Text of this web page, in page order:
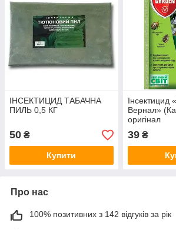
ІНСЕКТИЦИД ТАБАЧНА
ПИЛЬ 0,5 КГ
50 ₴
Купити
Інсектицид
Вернал»
оригінал
39₴
Про нас
100% позитивних з 142 відгуків за рік